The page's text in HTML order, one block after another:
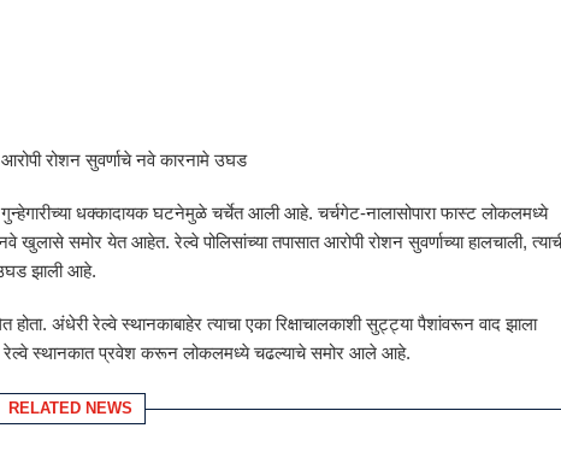
रोशन सुवर्णाचे नवे कारनामे उघड
धक्कादायक घटनेमुळे चर्चेत आली आहे. चर्चगेट-नालासोपारा फास्ट लोकलमध्ये
खुलासे समोर येत आहेत. रेल्वे पोलिसांच्या तपासात आरोपी रोशन सुवर्णाच्या हालचाली,
उघड झाली आहे.
अंधेरी रेल्वे स्थानकाबाहेर त्याचा एका रिक्षाचालकाशी सुट्ट्या पैशांवरून वाद झाला
रेल्वे स्थानकात प्रवेश करून लोकलमध्ये चढल्याचे समोर आले आहे.
RELATED NEWS